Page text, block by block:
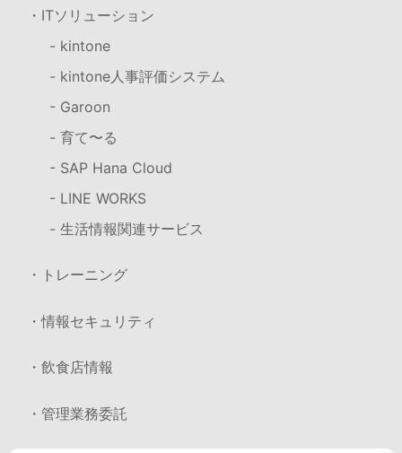
・ITソリューション
- kintone
- kintone人事評価システム
- Garoon
- 育て〜る
- SAP Hana Cloud
- LINE WORKS
- 生活情報関連サービス
・トレーニング
・情報セキュリティ
・飲食店情報
・管理業務委託